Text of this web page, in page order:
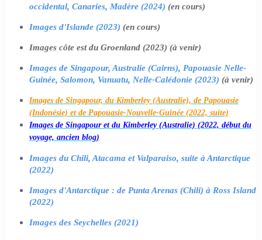
occidental, Canaries, Madère (2024) (en cours)
Images d'Islande (2023) (en cours)
Images côte est du Groenland (2023) (à venir)
Images de Singapour, Australie (Cairns), Papouasie Nelle-
Guinée, Salomon, Vanuatu, Nelle-Calédonie (2023) (à venir)
Images de Singapour, du Kimberley (Australie), de Papouasie
(Indonésie) et de Papouasie-Nouvelle-Guinée (2022, suite)
Images de Singapour et du Kimberley (Australie) (2022, début du
voyage, ancien blog)
Images du Chili, Atacama et Valparaiso, suite à Antarctique
(2022)
Images d'Antarctique : de Punta Arenas (Chili) à Ross Island
(2022)
Images des Seychelles (2021)